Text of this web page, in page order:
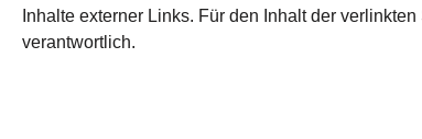
Inhalte externer Links. Für den Inhalt der
verantwortlich.